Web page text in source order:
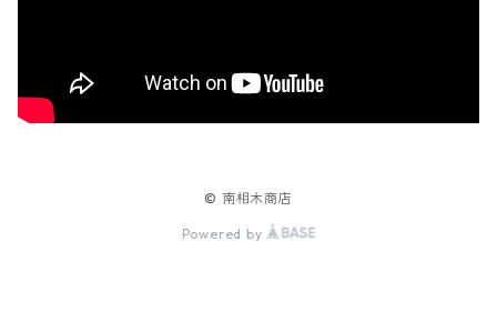
© 南相木商店
Powered by